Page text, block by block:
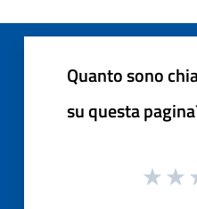
Quanto sono
su questa